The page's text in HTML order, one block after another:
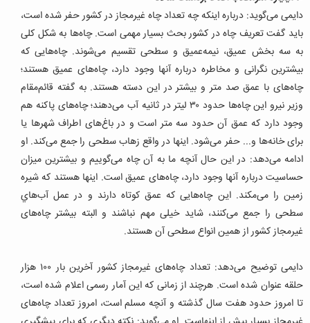
دایمی می‌گوید: درباره اینکه چه تعداد چاه غیرمجاز در کشور حفر شده است،
باید گفت تعریف چاه در کشور بحث بسیار مهمی است. چاه‌ها به شکل کلی
به سه بخش عمیق، نیمه‌عمیق و سطحی تقسیم می‌شوند. چاه‌هایی که
بیشترین نگرانی و مخاطره درباره آنها وجود دارد، چاه‌های عمیق هستند؛
چاه‌های با عمق صد متر و بیشتر در این دسته هستند. به گفته قائم‌مقام
وزیر نیرو این چاه‌ها حدود ۳۰ لیتر در ثانیه آب می‌دهند؛ چاه‌های پاکنه هم
وجود دارد که عمق آن حدود سه متر است و در باغ‌های اطراف شهرها یا
برای خانه‌ها و... حفر می‌شود. اینها در واقع زهاب سطحی را جمع می‌کند. او
ادامه می‌دهد: در این حال آنچه ما به آن چاه می‌گوییم و بیشترین میزان
حساسیت درباره آنها وجود دارد، چاه‌های عمیق است. اینها هستند که شیره
زمین را می‌مکند. این چاه‌هایی که عمق کوتاه دارند و در عمل آب‌هاي
سطحی را جمع می‌کنند، شاید خیلی مهم نباشند و البته بیشتر چاه‌های
غیرمجاز کشور از همین انواع سطحی آن هستند.
دایمی توضیح می‌دهد: تعداد چاه‌های غیرمجاز کشور آخرین بار ۱۰۰‌ هزار
حلقه عنوان شده است. هرچند از زمانی که این آمار رسمی اعلام شده است،
تا امروز حدود هفت سال گذشته و آنچه مسلم است، امروز تعداد چاه‌های